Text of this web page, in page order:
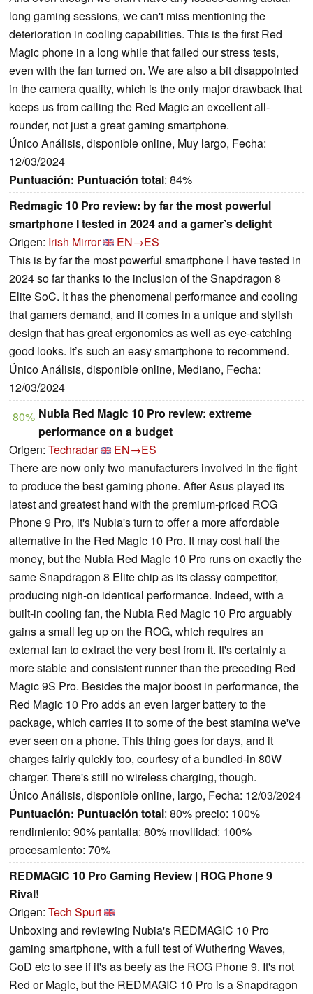
long gaming sessions, we can't miss mentioning the
deterioration in cooling capabilities. This is the first Red
Magic phone in a long while that failed our stress tests,
even with the fan turned on. We are also a bit disappointed
in the camera quality, which is the only major drawback that
keeps us from calling the Red Magic an excellent all-
rounder, not just a great gaming smartphone.
Único Análisis, disponible online, Muy largo, Fecha:
12/03/2024
Puntuación: Puntuación total: 84%
Redmagic 10 Pro review: by far the most powerful
smartphone I tested in 2024 and a gamer’s delight
Origen: Irish Mirror
EN→ES
This is by far the most powerful smartphone I have tested in
2024 so far thanks to the inclusion of the Snapdragon 8
Elite SoC. It has the phenomenal performance and cooling
that gamers demand, and it comes in a unique and stylish
design that has great ergonomics as well as eye-catching
good looks. It’s such an easy smartphone to recommend.
Único Análisis, disponible online, Mediano, Fecha:
12/03/2024
80% Nubia Red Magic 10 Pro review: extreme
performance on a budget
Origen: Techradar
EN→ES
There are now only two manufacturers involved in the fight
to produce the best gaming phone. After Asus played its
latest and greatest hand with the premium-priced ROG
Phone 9 Pro, it's Nubia's turn to offer a more affordable
alternative in the Red Magic 10 Pro. It may cost half the
money, but the Nubia Red Magic 10 Pro runs on exactly the
same Snapdragon 8 Elite chip as its classy competitor,
producing nigh-on identical performance. Indeed, with a
built-in cooling fan, the Nubia Red Magic 10 Pro arguably
gains a small leg up on the ROG, which requires an
external fan to extract the very best from it. It's certainly a
more stable and consistent runner than the preceding Red
Magic 9S Pro. Besides the major boost in performance, the
Red Magic 10 Pro adds an even larger battery to the
package, which carries it to some of the best stamina we've
ever seen on a phone. This thing goes for days, and it
charges fairly quickly too, courtesy of a bundled-in 80W
charger. There's still no wireless charging, though.
Único Análisis, disponible online, largo, Fecha: 12/03/2024
Puntuación: Puntuación total: 80% precio: 100%
rendimiento: 90% pantalla: 80% movilidad: 100%
procesamiento: 70%
REDMAGIC 10 Pro Gaming Review | ROG Phone 9
Rival!
Origen: Tech Spurt
Unboxing and reviewing Nubia's REDMAGIC 10 Pro
gaming smartphone, with a full test of Wuthering Waves,
CoD etc to see if it's as beefy as the ROG Phone 9. It's not
Red or Magic, but the REDMAGIC 10 Pro is a Snapdragon